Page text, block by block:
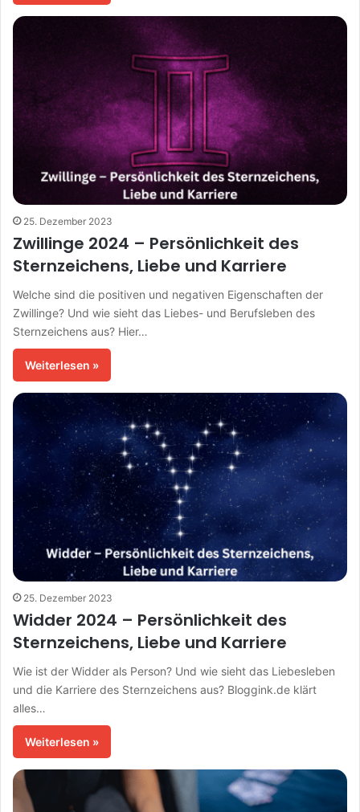
25. Dezember 2023
Zwillinge 2024 – Persönlichkeit des
Sternzeichens, Liebe und Karriere
Welche sind die positiven und negativen Eigenschaften der
Zwillinge? Und wie sieht das Liebes- und Berufsleben des
Sternzeichens aus? Hier…
Weiterlesen »
25. Dezember 2023
Widder 2024 – Persönlichkeit des
Sternzeichens, Liebe und Karriere
Wie ist der Widder als Person? Und wie sieht das Liebesleben
und die Karriere des Sternzeichens aus? Bloggink.de klärt
alles…
Weiterlesen »